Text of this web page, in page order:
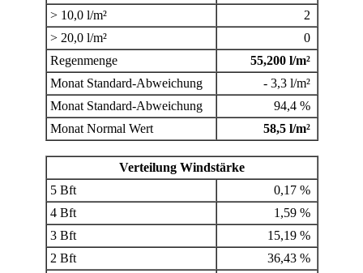
> 10,0 l/m²
2
> 20,0 l/m²
0
Regenmenge
55,200 l/m²
Monat Standard-Abweichung
- 3,3 l/m²
Monat Standard-Abweichung
94,4 %
Monat Normal Wert
58,5 l/m²
Verteilung Windstärke
5 Bft
0,17 %
4 Bft
1,59 %
3 Bft
15,19 %
2 Bft
36,43 %